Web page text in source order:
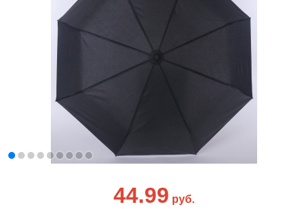
44.99 руб.